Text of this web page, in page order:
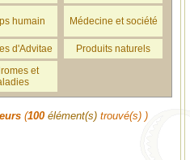
humain Médecine et société
d'Advitae Produits naturels
et
(100 élément(s) trouvé(s) )